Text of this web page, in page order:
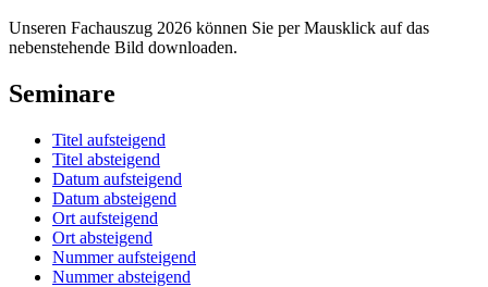
Unseren Fachauszug 2026 können Sie per Mausklick auf das
nebenstehende Bild downloaden.
Seminare
Titel aufsteigend
Titel absteigend
Datum aufsteigend
Datum absteigend
Ort aufsteigend
Ort absteigend
Nummer aufsteigend
Nummer absteigend